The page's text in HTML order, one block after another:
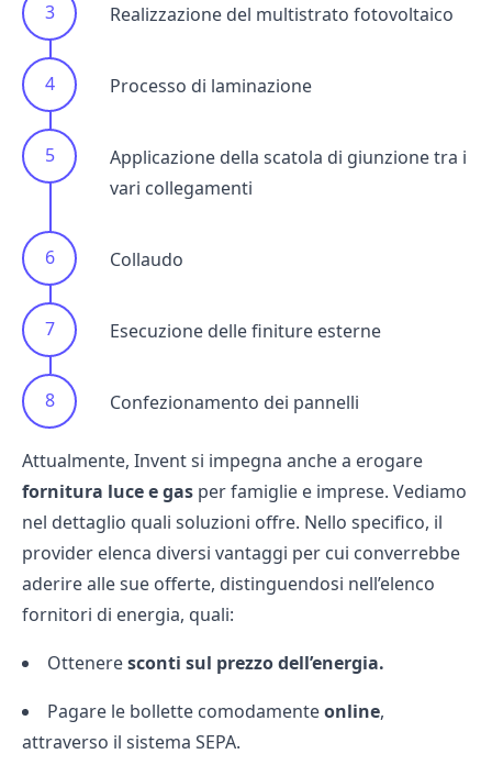
Realizzazione del multistrato fotovoltaico
Processo di laminazione
Applicazione della scatola di giunzione tra i
vari collegamenti
Collaudo
Esecuzione delle finiture esterne
Confezionamento dei pannelli
Attualmente, Invent si impegna anche a erogare
fornitura luce e gas per famiglie e imprese. Vediamo
nel dettaglio quali soluzioni offre. Nello specifico, il
provider elenca diversi vantaggi per cui converrebbe
aderire alle sue offerte, distinguendosi nell’elenco
fornitori di energia, quali:
Otteneresconti sul prezzo dell’energia.
Pagare le bollette comodamenteonline,
attraverso il sistema SEPA.